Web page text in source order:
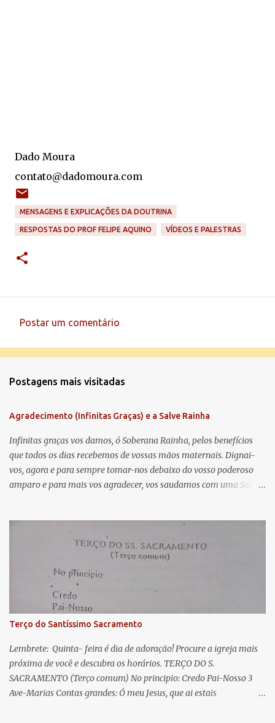
Dado Moura
contato@dadomoura.com
MENSAGENS E EXPLICAÇÕES DA DOUTRINA
RESPOSTAS DO PROF FELIPE AQUINO VÍDEOS E PALESTRAS
e
t
á
r
i
o
Postar um comentário
Postagens mais visitadas
Agradecimento (Infinitas Graças) e a Salve Rainha
Infinitas graças vos damos, ó Soberana Rainha, pelos benefícios
que todos os dias recebemos de vossas mãos maternais. Dignai-
vos, agora e para sempre tomar-nos debaixo do vosso poderoso
amparo e para mais vos agradecer, vos saudamos com uma Salve
lágrimas. Eia, pois, Advogada nossa, estes vossos olhos
misericordiosos a nós volvei, e depois deste desterro, mostrai-nos
Jesus. Bendito é o fruto do vosso ventre, ó clemente, ó piedosa, ó
doce e sempre Virgem Maria. Rogai por nós Santa Mãe de Deus.
Para que sejamos dignos das promessas de Cristo. Amém.
Terço do Santíssimo Sacramento
Lembrete: Quinta- feira é dia de adoração! Procure a igreja mais
próxima de você e descubra os horários. TERÇO DO S.
SACRAMENTO (Terço comum) No principio: Credo Pai-Nosso 3
Ave-Marias Contas grandes: Ó meu Jesus, que ai estais